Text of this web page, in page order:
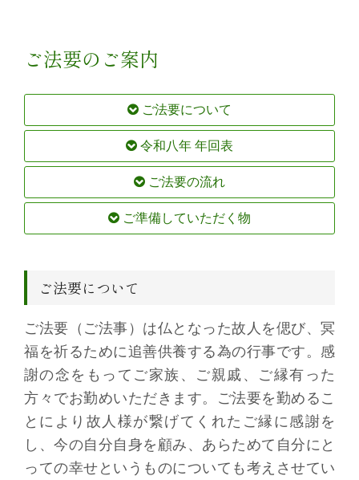
ご法要のご案内
ご法要について
令和八年 年回表
ご法要の流れ
ご準備していただく物
ご法要について
ご法要（ご法事）は仏となった故人を偲び、冥
福を祈るために追善供養する為の行事です。感
謝の念をもってご家族、ご親戚、ご縁有った
方々でお勤めいただきます。ご法要を勤めるこ
とにより故人様が繋げてくれたご縁に感謝を
し、今の自分自身を顧み、あらためて自分にと
っての幸せというものについても考えさせてい